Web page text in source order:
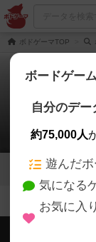
ボドゲーマTOP
7
ボードゲー
自分のデー
約75,000人
遊んだ
気になる
お気に入